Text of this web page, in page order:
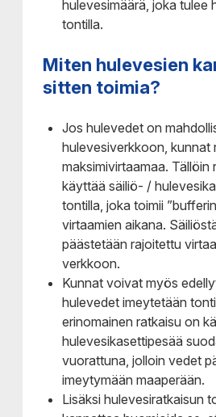
hulevesimäärä, joka tulee
tontilla.
Miten hulevesien
sitten toimia?
Jos hulevedet on
hulevesiverkkoon, kunnat
maksimivirtaamaa. Tällöin
käyttää säiliö- /
tontilla, joka toimii
virtaamien aikana.
päästetään rajoitettu
verkkoon.
Kunnat voivat myös
hulevedet imeytetään
erinomainen ratkaisu on
hulevesikasettipesää
vuorattuna, jolloin vedet
imeytymään maaperään.
Lisäksi hulevesiratkaisun